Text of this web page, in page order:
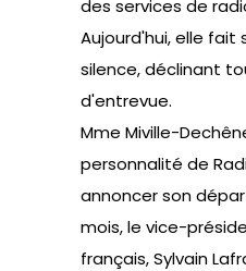
des services de
Aujourd'hui, elle fait
silence, déclinant
d'entrevue.
Mme Miville-
personnalité de
annoncer son
mois, le vice-
français, Sylvain